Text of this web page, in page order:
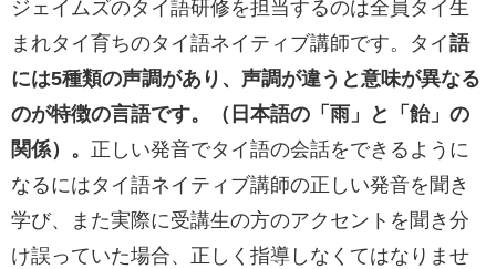
ジェイムズのタイ語研修を担当するのは全員タイ生
まれタイ育ちのタイ語ネイティブ講師です。タイ語
には5種類の声調があり、声調が違うと意味が異なる
のが特徴の言語です。（日本語の「雨」と「飴」の
関係）。 正しい発音でタイ語の会話をできるように
なるにはタイ語ネイティブ講師の正しい発音を聞き
学び、また実際に受講生の方のアクセントを聞き分
け誤っていた場合、正しく指導しなくてはなりませ